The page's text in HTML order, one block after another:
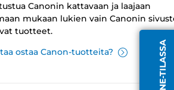
Canonin kattavaan ja laajaan
mukaan lukien vain Canonin
tuotteet.
ostaa Canon-tuotteita?